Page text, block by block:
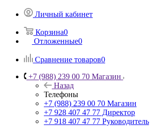
Личный кабинет
Корзина0
Отложенные0
Сравнение товаров0
+7 (988) 239 00 70 Магазин
Назад
Телефоны
+7 (988) 239 00 70 Магазин
+7 928 407 47 77 Директор
+7 918 407 47 77 Руководитель